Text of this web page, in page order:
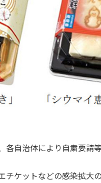
自治体により自粛要請
ケットなどの感染拡大